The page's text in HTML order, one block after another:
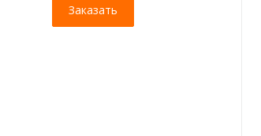
Заказать